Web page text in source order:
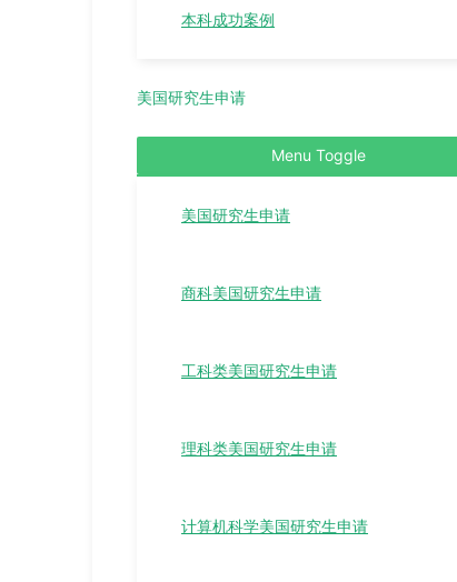
本科成功案例
美国研究生申请
Menu Toggle
美国研究生申请
商科美国研究生申请
工科类美国研究生申请
理科类美国研究生申请
计算机科学美国研究生申请